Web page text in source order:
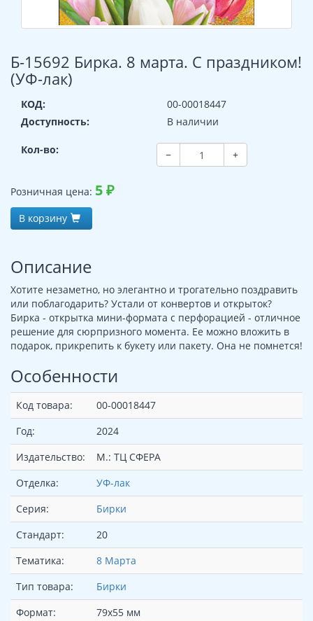
Б-15692 Бирка. 8 марта. С праздником!
(УФ-лак)
КОД:
00-00018447
Доступность:
В наличии
Кол-во: − +
Розничная цена: 5₽
В корзину
Описание
Хотите незаметно, но элегантно и трогательно поздравить
или поблагодарить? Устали от конвертов и открыток?
Бирка - открытка мини-формата с перфорацией - отличное
решение для сюрпризного момента. Ее можно вложить в
подарок, прикрепить к букету или пакету. Она не помнется!
Особенности
Код товара:
00-00018447
Год:
2024
Издательство:
М.: ТЦ СФЕРА
Отделка:
УФ-лак
Серия:
Бирки
Стандарт:
20
Тематика:
8 Марта
Тип товара:
Бирки
Формат:
79х55 мм